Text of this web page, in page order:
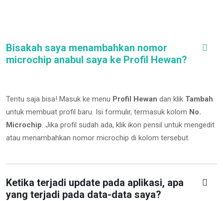
Bisakah saya menambahkan nomor
microchip anabul saya ke Profil Hewan?
Tentu saja bisa! Masuk ke menu Profil Hewan dan klik Tambah
untuk membuat profil baru. Isi formulir, termasuk kolom No.
Microchip. Jika profil sudah ada, klik ikon pensil untuk mengedit
atau menambahkan nomor microchip di kolom tersebut.
Ketika terjadi update pada aplikasi, apa
yang terjadi pada data-data saya?